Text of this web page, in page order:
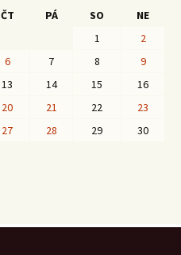
ČT PÁ SO
NE
1
2
6 7 8
9
13 14 15
16
20 21 22
23
27 28 29 30